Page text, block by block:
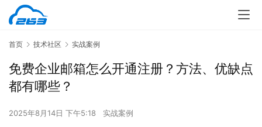
首页 技术社区 实战案例
免费企业邮箱怎么开通注册？方法、优缺点
都有哪些？
2025年8月14日 下午5:18 实战案例